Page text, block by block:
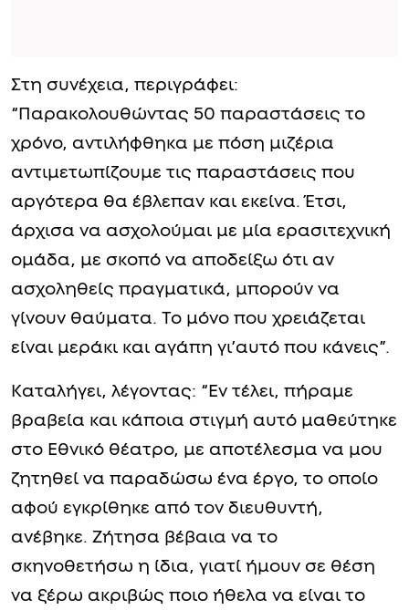
Στη συνέχεια, περιγράφει:
“Παρακολουθώντας 50 παραστάσεις το
χρόνο, αντιλήφθηκα με πόση μιζέρια
αντιμετωπίζουμε τις παραστάσεις που
αργότερα θα έβλεπαν και εκείνα. Έτσι,
άρχισα να ασχολούμαι με μία ερασιτεχνική
ομάδα, με σκοπό να αποδείξω ότι αν
ασχοληθείς πραγματικά, μπορούν να
γίνουν θαύματα. Το μόνο που χρειάζεται
είναι μεράκι και αγάπη γι’αυτό που κάνεις”.
Καταλήγει, λέγοντας: “Εν τέλει, πήραμε
βραβεία και κάποια στιγμή αυτό μαθεύτηκε
στο Εθνικό θέατρο, με αποτέλεσμα να μου
ζητηθεί να παραδώσω ένα έργο, το οποίο
αφού εγκρίθηκε από τον διευθυντή,
ανέβηκε. Ζήτησα βέβαια να το
σκηνοθετήσω η ίδια, γιατί ήμουν σε θέση
να ξέρω ακριβώς ποιο ήθελα να είναι το